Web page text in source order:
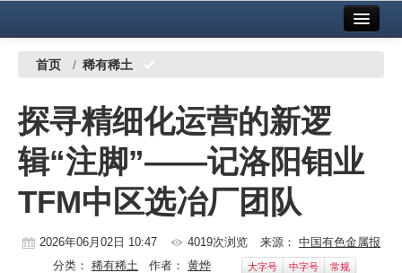
中国有色金属报社主办 广告服务
铜镍铅锌
铝
稀有稀土
有色市场
首页 / 稀有稀土
探寻精细化运营的新逻
辑“注脚”——记洛阳钼业
TFM中区选冶厂团队
2026年06月02日 10:47 4019次浏览 来源： 中国有色金属报
分类： 稀有稀土 作者： 黄烨 大字号 中字号 常规